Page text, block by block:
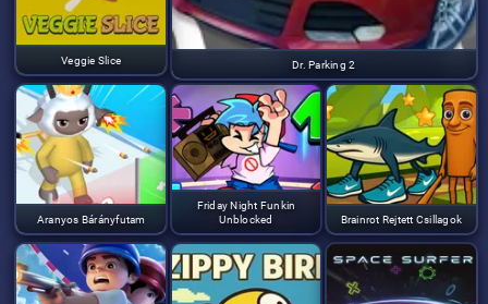
Dr. Parking 2
Veggie Slice
Aranyos Bárányfutam
Friday Night Funkin
Unblocked
Brainrot Rejtett Csillagok